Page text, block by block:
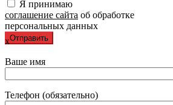
Я принимаю
соглашение сайта об обработке
персональных данных
x
Ваше имя
Телефон (обязательно)